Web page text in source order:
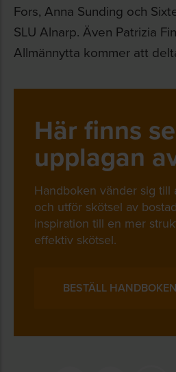
Fors, Anna Sunding och
SLU Alnarp. Även Patrizia
Allmännytta kommer att
Här finns
upplagan
Handboken vänder sig till
och utför skötsel av
inspiration till en mer
effektiv skötsel.
BESTÄLL